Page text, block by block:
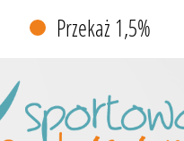
Przekaż 1,5%